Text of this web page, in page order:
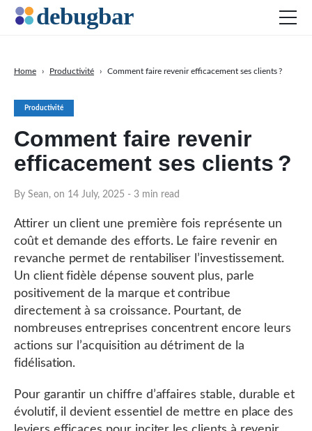
Productivité
Comment faire revenir
efficacement ses clients ?
By Sean, on 14 July, 2025 - 3 min read
Home › Productivité › Comment faire revenir efficacement ses clients ?
Attirer un client une première fois représente un
coût et demande des efforts. Le faire revenir en
revanche permet de rentabiliser l’investissement.
Un client fidèle dépense souvent plus, parle
positivement de la marque et contribue
directement à sa croissance. Pourtant, de
nombreuses entreprises concentrent encore leurs
actions sur l’acquisition au détriment de la
fidélisation.
Pour garantir un chiffre d’affaires stable, durable et
évolutif, il devient essentiel de mettre en place des
Productivité
Digital Marketing
SEO
DOWNLOAD DEBUGBAR